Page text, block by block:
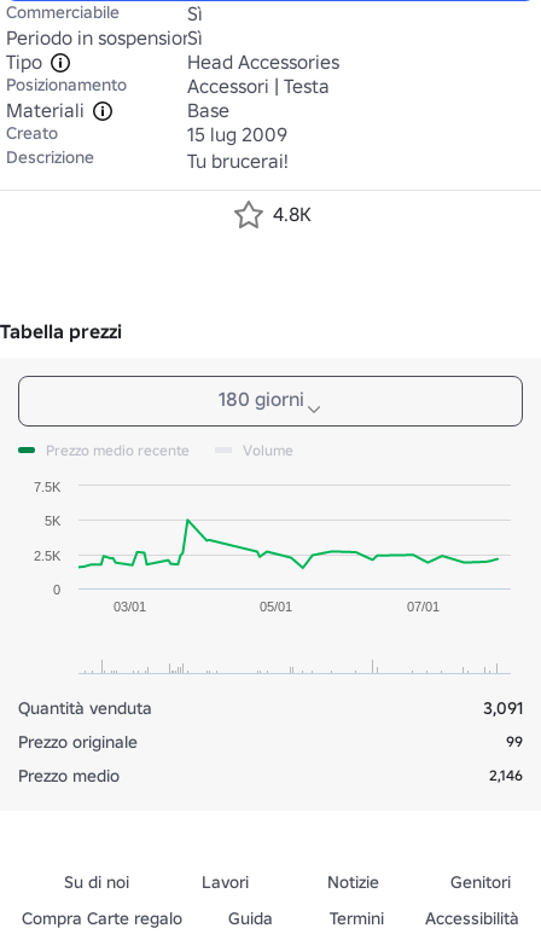
Commerciabile
Sì
Periodo in sospensione
Sì
Tipo
Head Accessories
Posizionamento
Accessori | Testa
Materiali
Base
Creato 15 lug 2009
Descrizione Tu brucerai!
4.8K
Tabella prezzi
180 giorni
Prezzo medio recente Volume
03/01 05/01 07/01
0
2.5K
5K
7.5K
Quantità venduta
3,091
Prezzo originale
99
Prezzo medio 2,146
Su di noi Lavori Notizie
Genitori
Compra Carte regalo
Guida Termini Accessibilità